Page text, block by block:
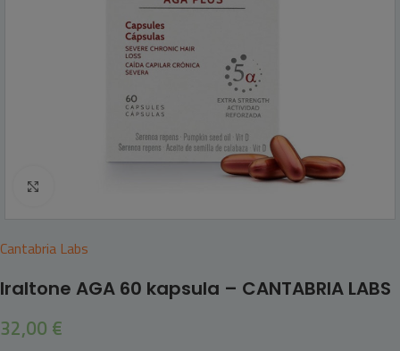
Cantabria Labs
Iraltone AGA 60 kapsula – CANTABRIA LABS
32,00 €